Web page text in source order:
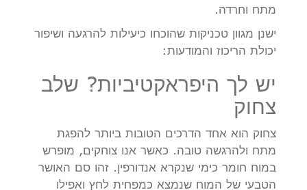
מתח וחרדה.
ישנן מגוון טכניקות שהוכחו כיעילות להרגעה ושיפור
יכולת הריכוז והמודעות:
יש לך היפראקטיביות? שלב
צחוק
צחוק הוא אחד הדרכים הטובות ביותר להפגת
מתח ולהרגשה טובה. כאשר אנו צוחקים, מופרש
במוח חומר כימי שנקרא אנדורפין. זהו סם האושר
הטבעי של המוח שנמצא כמפחית לחץ ואפילו